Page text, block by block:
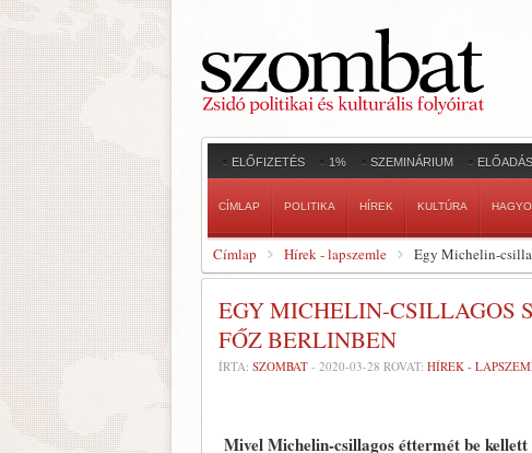
ELŐFIZETÉS 1% SZEMINÁRIUM ELŐADÁS
CÍMLAP POLITIKA HÍREK KULTÚRA
Címlap Hírek - lapszemle Egy Michelin-
EGY MICHELIN-CSILLAGOS
FŐZ BERLINBEN
ÍRTA: SZOMBAT - 2020-03-28 ROVAT: HÍREK -
Mivel Michelin-csillagos éttermét be